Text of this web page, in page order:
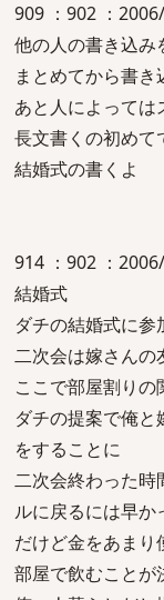
909 ：902 ：
他の人の書き込み
まとめてから書き
あと人によっては
長文書くの初めて
結婚式の書くよ
914 ：902 ：
結婚式
ダチの結婚式に
二次会は嫁さんの
ここで部屋割り
ダチの提案で俺
をすることに
二次会終わった時
ルに戻るには早か
だけど金をあま
部屋で飲むことが